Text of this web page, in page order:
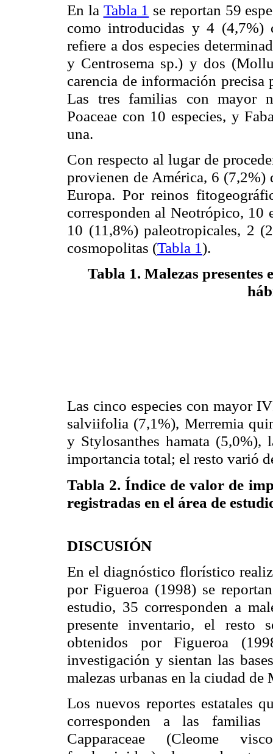
En la Tabla 1 se reportan 59
como introducidas y 4 (4,7%)
refiere a dos especies
y Centrosema sp.) y dos
carencia de información
Las tres familias con mayor
Poaceae con 10 especies, y
una.
Con respecto al lugar de
provienen de América, 6
Europa. Por reinos
corresponden al Neotrópico, 10
10 (11,8%) paleotropicales, 2
cosmopolitas (Tabla 1).
Tabla 1. Malezas presentes
Las cinco especies con mayor
salviifolia (7,1%), Merremia
y Stylosanthes hamata
importancia total; el resto varió
Tabla 2. Índice de valor de
registradas en el área de
DISCUSIÓN
En el diagnóstico florístico
por Figueroa (1998) se
estudio, 35 corresponden a
presente inventario, el resto
obtenidos por Figueroa
investigación y sientan las
malezas urbanas en la ciudad
Los nuevos reportes estatales
corresponden a las familias
Capparaceae (Cleome